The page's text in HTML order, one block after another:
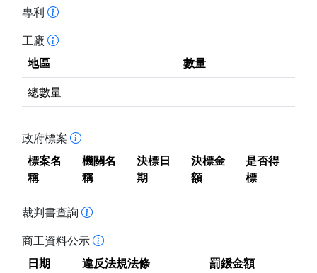
專利
工廠
地區
數量
總數量
政府標案
標案名
稱
機關名
稱
決標日
期
決標金
額
是否得
標
裁判書查詢
商工資料公示
日期
違反法規法條 罰鍰金額